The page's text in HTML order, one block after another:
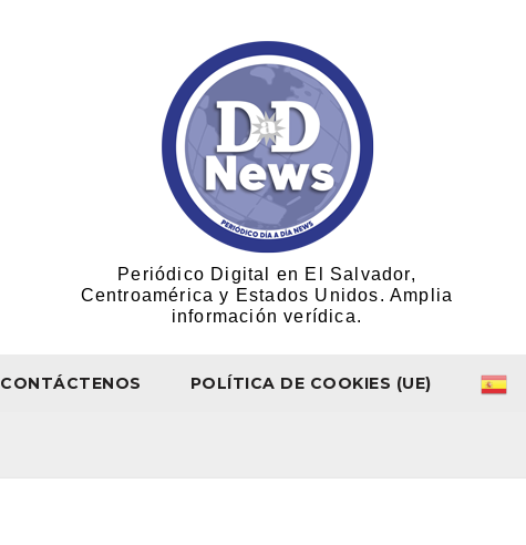
Periódico Digital en El Salvador,
Centroamérica y Estados Unidos. Amplia
información verídica.
CONTÁCTENOS POLÍTICA DE COOKIES (UE)